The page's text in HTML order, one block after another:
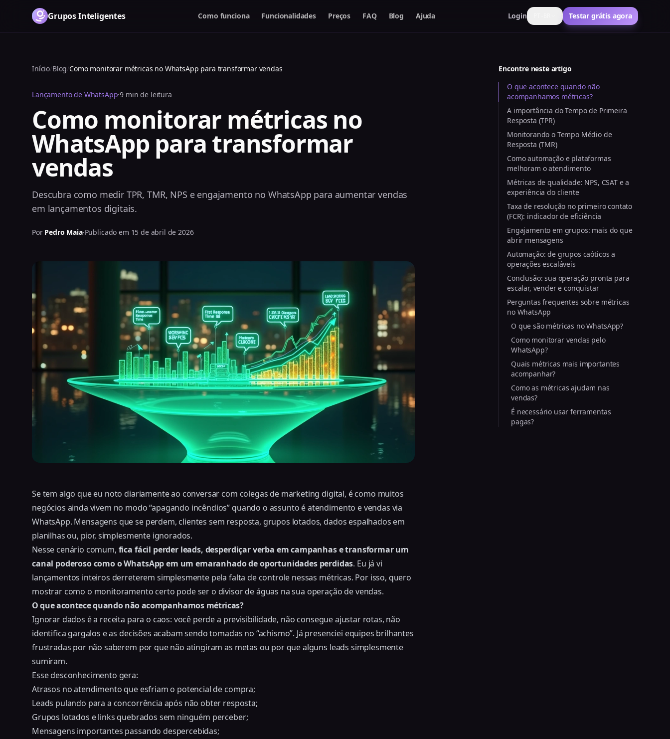
Grupos Inteligentes Como funciona Funcionalidades Preços FAQ Blog Ajuda Login Testar grátis agora
Início/Blog/Como monitorar métricas no WhatsApp para transformar vendas
Lançamento de WhatsApp·9 min de leitura
Como monitorar métricas no
WhatsApp para transformar
vendas
Descubra como medir TPR, TMR, NPS e engajamento no WhatsApp para aumentar vendas
em lançamentos digitais.
Por Pedro Maia·Publicado em 15 de abril de 2026
Se tem algo que eu noto diariamente ao conversar com colegas de marketing digital, é como muitos
negócios ainda vivem no modo “apagando incêndios” quando o assunto é atendimento e vendas via
WhatsApp. Mensagens que se perdem, clientes sem resposta, grupos lotados, dados espalhados em
planilhas ou, pior, simplesmente ignorados.
Nesse cenário comum, fica fácil perder leads, desperdiçar verba em campanhas e transformar um
canal poderoso como o WhatsApp em um emaranhado de oportunidades perdidas. Eu já vi
lançamentos inteiros derreterem simplesmente pela falta de controle nessas métricas. Por isso, quero
mostrar como o monitoramento certo pode ser o divisor de águas na sua operação de vendas.
O que acontece quando não acompanhamos métricas?
Ignorar dados é a receita para o caos: você perde a previsibilidade, não consegue ajustar rotas, não
identifica gargalos e as decisões acabam sendo tomadas no “achismo”. Já presenciei equipes brilhantes
frustradas por não saberem por que não atingiram as metas ou por que alguns leads simplesmente
sumiram.
Esse desconhecimento gera:
Atrasos no atendimento que esfriam o potencial de compra;
Leads pulando para a concorrência após não obter resposta;
Grupos lotados e links quebrados sem ninguém perceber;
Mensagens importantes passando despercebidas;
Encontre neste artigo
O que acontece quando não
acompanhamos métricas?
A importância do Tempo de Primeira
Resposta (TPR)
Monitorando o Tempo Médio de
Resposta (TMR)
Como automação e plataformas
melhoram o atendimento
Métricas de qualidade: NPS, CSAT e a
experiência do cliente
Taxa de resolução no primeiro contato
(FCR): indicador de eficiência
Engajamento em grupos: mais do que
abrir mensagens
Automação: de grupos caóticos a
operações escaláveis
Conclusão: sua operação pronta para
escalar, vender e conquistar
Perguntas frequentes sobre métricas
no WhatsApp
O que são métricas no WhatsApp?
Como monitorar vendas pelo
WhatsApp?
Quais métricas mais importantes
acompanhar?
Como as métricas ajudam nas
vendas?
É necessário usar ferramentas
pagas?